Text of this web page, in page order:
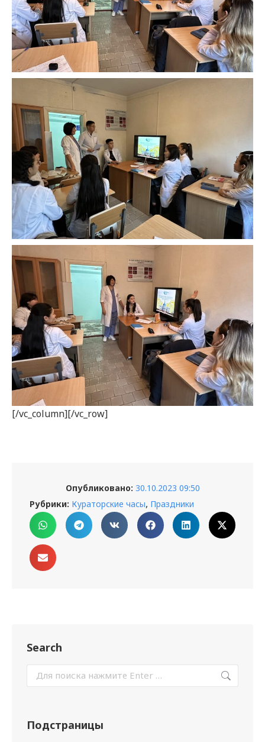
[/vc_column][/vc_row]
Опубликовано: 30.10.2023 09:50
Рубрики: Кураторские часы, Праздники
Search
Подстраницы